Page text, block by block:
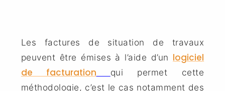
Les factures de situation de travaux
peuvent être émises à l’aide d’un logiciel
de facturation
qui permet cette
méthodologie, c’est le cas notamment des